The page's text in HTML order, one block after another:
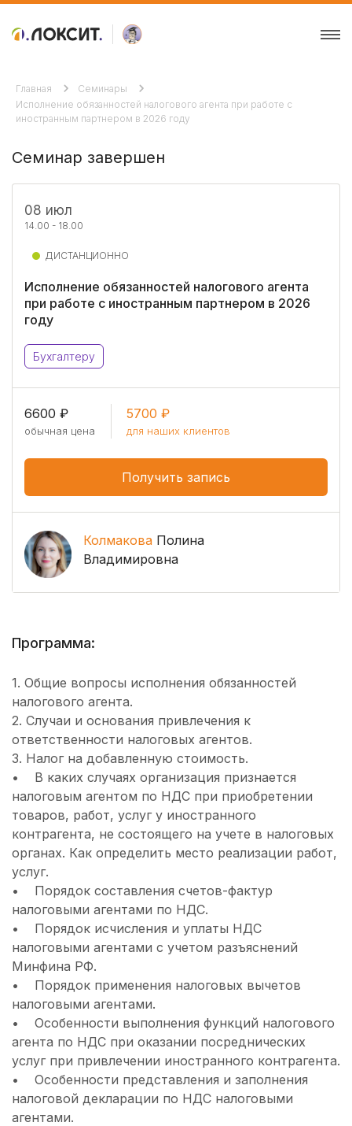
Главная
Семинары
Исполнение обязанностей налогового агента при работе с
иностранным партнером в 2026 году
Семинар завершен
08 июл
14.00 - 18.00
ДИСТАНЦИОННО
Исполнение обязанностей налогового агента
при работе с иностранным партнером в 2026
году
Бухгалтеру
6600 ₽
обычная цена
5700 ₽
для наших клиентов
Получить запись
Колмакова Полина
Владимировна
Программа:
1. Общие вопросы исполнения обязанностей
налогового агента.
2. Случаи и основания привлечения к
ответственности налоговых агентов.
3. Налог на добавленную стоимость.
• В каких случаях организация признается
налоговым агентом по НДС при приобретении
товаров, работ, услуг у иностранного
контрагента, не состоящего на учете в налоговых
органах. Как определить место реализации работ,
услуг.
• Порядок составления счетов-фактур
налоговыми агентами по НДС.
• Порядок исчисления и уплаты НДС
налоговыми агентами с учетом разъяснений
Минфина РФ.
• Порядок применения налоговых вычетов
налоговыми агентами.
• Особенности выполнения функций налогового
агента по НДС при оказании посреднических
услуг при привлечении иностранного контрагента.
• Особенности представления и заполнения
налоговой декларации по НДС налоговыми
агентами.